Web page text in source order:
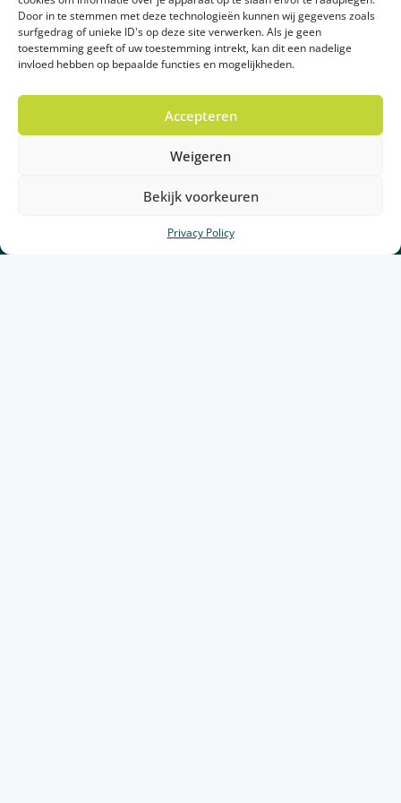
Door in te stemmen met deze technologieën kunnen wij gegevens zoals
surfgedrag of unieke ID's op deze site verwerken. Als je geen
toestemming geeft of uw toestemming intrekt, kan dit een nadelige
invloed hebben op bepaalde functies en mogelijkheden.
Accepteren
Weigeren
Bekijk voorkeuren
Privacy Policy
Lees meer